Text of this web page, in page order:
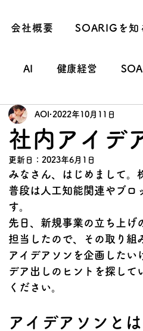
会社概要 SOARIGを知
AI 健康経営
ベント ブロックチェーン
スタッフ紹介
社内アイデ
AOI 2022年10月11日
更新日： 2023年6月1日
みなさん、はじめまして。
普段は人工知能関連やブロ
す。
先日、新規事業の立ち上げ
担当したので、その取り組
アイデアソンを企画したい
デア出しのヒントを探して
ください。
アイデアソンとは